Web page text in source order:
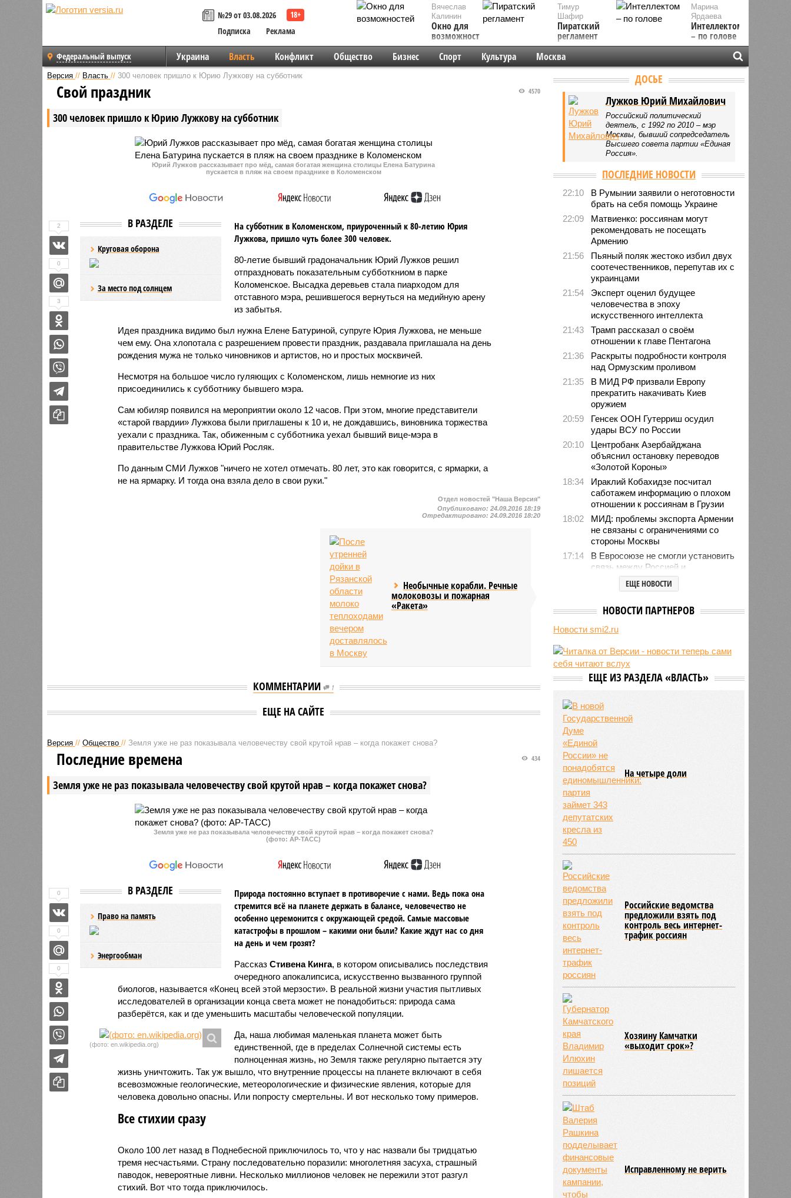
№29 от 03.08.2026
Подписка
Реклама
Вячеслав
Калинин
Окно для
возможностей
Марина
Ярдаева
Интеллектом
– по голове
Тимур
Шафир
Пиратский
регламент
Федеральный выпуск Украина Власть Конфликт Общество Бизнес Спорт Культура Москва
Версия // Власть // 300 человек пришло к Юрию Лужкову на субботник
300 человек пришло к Юрию Лужкову на субботник
4570
Свой праздник
Юрий Лужков рассказывает про мёд, самая богатая женщина столицы Елена Батурина
пускается в пляж на своем празднике в Коломенском
В РАЗДЕЛЕ
Круговая оборона
За место под солнцем
На субботник в Коломенском, приуроченный к 80-летию Юрия
Лужкова, пришло чуть более 300 человек.
80-летие бывший градоначальник Юрий Лужков решил
отпраздновать показательным субботкниом в парке
Коломенское. Высадка деревьев стала пиарходом для
отставного мэра, решившегося вернуться на медийную арену
из забытья.
Идея праздника видимо был нужна Елене Батуриной, супруге Юрия Лужкова, не меньше
чем ему. Она хлопотала с разрешением провести праздник, раздавала приглашала на день
рождения мужа не только чиновников и артистов, но и простых москвичей.
Несмотря на большое число гуляющих с Коломенском, лишь немногие из них
присоединились к субботнику бывшего мэра.
Сам юбиляр появился на мероприятии около 12 часов. При этом, многие представители
«старой гвардии» Лужкова были приглашены к 10 и, не дождавшись, виновника торжества
уехали с праздника. Так, обиженным с субботника уехал бывший вице-мэра в
правительстве Лужкова Юрий Росляк.
По данным СМИ Лужков "ничего не хотел отмечать. 80 лет, это как говорится, с ярмарки, а
не на ярмарку. И тогда она взяла дело в свои руки."
2
0
3
Отдел новостей "Наша Версия"
Опубликовано:24.09.2016 18:19
Отредактировано:24.09.2016 18:20
Необычные корабли. Речные
молоковозы и пожарная
«Ракета»
КОММЕНТАРИИ 1
ЕЩЕ НА САЙТЕ
Версия // Общество // Земля уже не раз показывала человечеству свой крутой нрав – когда покажет снова?
Земля уже не раз показывала человечеству свой крутой нрав – когда покажет снова?
434
Последние времена
Земля уже не раз показывала человечеству свой крутой нрав – когда покажет снова?
(фото: АР-ТАСС)
В РАЗДЕЛЕ
Право на память
Энергообман
Природа постоянно вступает в противоречие с нами. Ведь пока она
стремится всё на планете держать в балансе, человечество не
особенно церемонится с окружающей средой. Самые массовые
катастрофы в прошлом – какими они были? Какие ждут нас со дня
на день и чем грозят?
Рассказ Стивена Кинга, в котором описывались последствия
очередного апокалипсиса, искусственно вызванного группой
биологов, называется «Конец всей этой мерзости». В реальной жизни участия пытливых
исследователей в организации конца света может не понадобиться: природа сама
разберётся, как и где уменьшить масштабы человеческой популяции.
(фото: en.wikipedia.org)
Да, наша любимая маленькая планета может быть
единственной, где в пределах Солнечной системы есть
полноценная жизнь, но Земля также регулярно пытается эту
жизнь уничтожить. Так уж вышло, что внутренние процессы на планете включают в себя
всевозможные геологические, метеорологические и физические явления, которые для
человека довольно опасны. Или попросту смертельны. И вот несколько тому примеров.
Все стихии сразу
Около 100 лет назад в Поднебесной приключилось то, что у нас назвали бы тридцатью
тремя несчастьями. Страну последовательно поразили: многолетняя засуха, страшный
паводок, невероятные ливни. Несколько миллионов человек не пережили этот разгул
стихий. Вот что тогда приключилось.
0
0
0
ДОСЬЕ
Лужков Юрий Михайлович
Российский политический
деятель, с 1992 по 2010 – мэр
Москвы, бывший сопредседатель
Высшего совета партии «Единая
Россия».
ПОСЛЕДНИЕ НОВОСТИ
22:10
В Румынии заявили о неготовности
брать на себя помощь Украине
22:09
Матвиенко: россиянам могут
рекомендовать не посещать
Армению
21:56
Пьяный поляк жестоко избил двух
соотечественников, перепутав их с
украинцами
21:54
Эксперт оценил будущее
человечества в эпоху
искусственного интеллекта
21:43
Трамп рассказал о своём
отношении к главе Пентагона
21:36
Раскрыты подробности контроля
над Ормузским проливом
21:35
В МИД РФ призвали Европу
прекратить накачивать Киев
оружием
20:59
Генсек ООН Гутерриш осудил
удары ВСУ по России
20:10
Центробанк Азербайджана
объяснил остановку переводов
«Золотой Короны»
18:34
Ираклий Кобахидзе посчитал
саботажем информацию о плохом
отношении к россиянам в Грузии
18:02
МИД: проблемы экспорта Армении
не связаны с ограничениями со
стороны Москвы
17:14
В Евросоюзе не смогли установить
связь между Россией и
миграционным кризисом в Сеуте
Ямпольская объяснила причины
ведущие вузы страны
15:23
Euractiv: закрытие границы с
экономики Финляндии
13:44
Минобрнауки осенью примет
решение о правилах приёма на
ЕЩЕ НОВОСТИ
НОВОСТИ ПАРТНЕРОВ
Новости smi2.ru
ЕЩЕ ИЗ РАЗДЕЛА «ВЛАСТЬ»
На четыре доли
Российские ведомства
предложили взять под
контроль весь интернет-
трафик россиян
Хозяину Камчатки
«выходит срок»?
Исправленному не верить